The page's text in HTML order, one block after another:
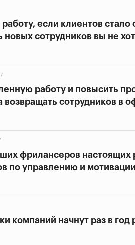
работу, если клиентов
новых сотрудников вы не
работу и повысить
возвращать сотрудников в
фрилансеров настоящих
по управлению и мотивации
компаний начнут раз в год